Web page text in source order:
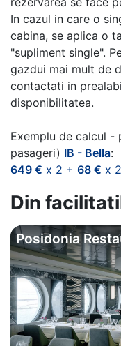
In cazul in care o
cabina, se aplica o
"supliment single".
gazdui mai mult de
contactati in
disponibilitatea.
Exemplu de calcul -
pasageri) IB - Bella:
649 € x 2 + 68 € x
Din
Posidonia